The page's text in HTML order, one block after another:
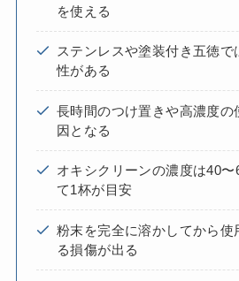
を使える
ステンレスや塗装付き五徳
性がある
長時間のつけ置きや高濃度の
因となる
オキシクリーンの濃度は40
て1杯が目安
粉末を完全に溶かしてから使
る損傷が出る